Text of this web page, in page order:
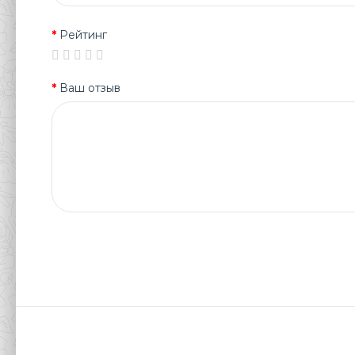
Рейтинг
Ваш отзыв